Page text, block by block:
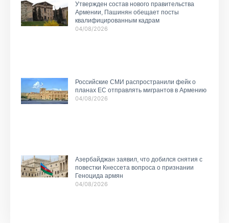
Утвержден состав нового правительства
Армении, Пашинян обещает посты
квалифицированным кадрам
04/08/2026
Российские СМИ распространили фейк о
планах ЕС отправлять мигрантов в Армению
04/08/2026
Азербайджан заявил, что добился снятия с
повестки Кнессета вопроса о признании
Геноцида армян
04/08/2026